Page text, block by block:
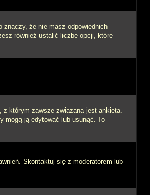
znaczy, że nie masz odpowiednich
również ustalić liczbę opcji, które
z którym zawsze związana jest ankieta.
mogą ją edytować lub usunąć. To
Skontaktuj się z moderatorem lub